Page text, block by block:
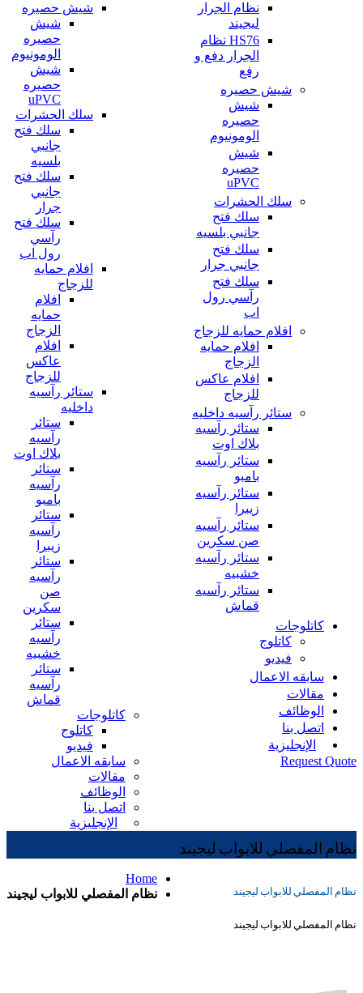
نظام الجرار
ليجيند
HS76 نظام
الجرار دفع و
رفع
شيش حصيره
شيش
حصيره
الومونيوم
شيش
حصيره
uPVC
سلك الحشرات
سلك فتح
جانبي بلسيه
سلك فتح
جانبي جرار
سلك فتح
رآسي رول
اب
افلام حمايه للزجاج
افلام حمايه
الزجاج
افلام عاكس
للزجاج
ستائر رآسيه داخليه
ستائر رآسيه
بلاك اوت
ستائر رآسيه
بامبو
ستائر رآسيه
زيبرا
ستائر رآسيه
صن سكرين
ستائر رآسيه
خشبيه
ستائر رآسيه
قماش
كاتلوجات
كاتلوج
فيديو
سابقه الاعمال
مقالات
الوظائف
اتصل بنا
الإنجليزية
Request Quote
شيش حصيره
شيش
حصيره
الومونيوم
شيش
حصيره
uPVC
سلك الحشرات
سلك فتح
جانبي
بلسيه
سلك فتح
جانبي
جرار
سلك فتح
رآسي
رول اب
افلام حمايه
للزجاج
افلام
حمايه
الزجاج
افلام
عاكس
للزجاج
ستائر رآسيه
داخليه
ستائر
رآسيه
بلاك اوت
ستائر
رآسيه
بامبو
ستائر
رآسيه
زيبرا
ستائر
رآسيه
صن
سكرين
ستائر
رآسيه
خشبيه
ستائر
رآسيه
قماش
كاتلوجات
كاتلوج
فيديو
سابقه الاعمال
مقالات
الوظائف
اتصل بنا
الإنجليزية
نظام المفصلي للابواب ليجيند
Home
نظام المفصلي للابواب ليجيند
نظام المفصلي للابواب ليجيند
نظام المفصلي للابواب ليجيند